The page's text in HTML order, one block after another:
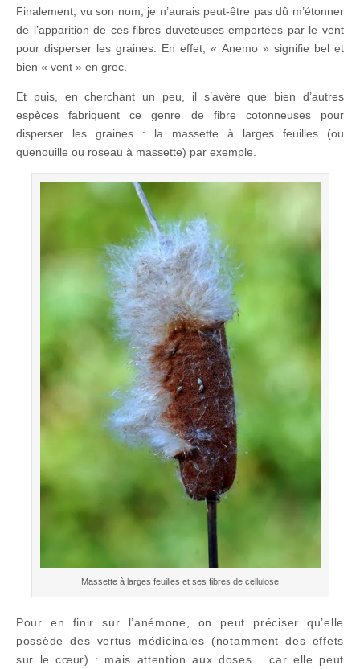
Finalement, vu son nom, je n’aurais peut-être pas dû m’étonner
de l’apparition de ces fibres duveteuses emportées par le vent
pour disperser les graines. En effet, « Anemo » signifie bel et
bien « vent » en grec.
Et puis, en cherchant un peu, il s’avère que bien d’autres
espèces fabriquent ce genre de fibre cotonneuses pour
disperser les graines : la massette à larges feuilles (ou
quenouille ou roseau à massette) par exemple.
Massette à larges feuilles et ses fibres de cellulose
Pour en finir sur l’anémone, on peut préciser qu’elle
possède des vertus médicinales (notamment des effets
sur le cœur) : mais attention aux doses… car elle peut